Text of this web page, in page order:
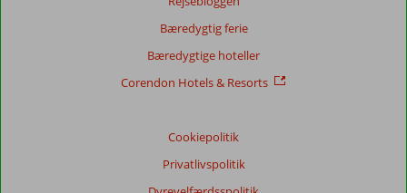
Bæredygtig ferie
Bæredygtige hoteller
Corendon Hotels & Resorts
Cookiepolitik
Privatlivspolitik